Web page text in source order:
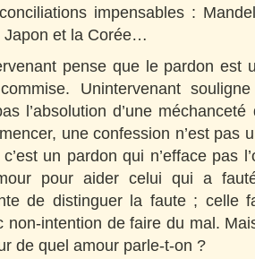
impensables :
Japon et la Corée…
pense que le pardon est
Unintervenant
l’absolution d’une
une confession n’est pas
un pardon qui n’efface pas
pour aider celui qui a
de distinguer la faute ; celle
non-intention de faire du mal.
de quel amour parle-t-on ?